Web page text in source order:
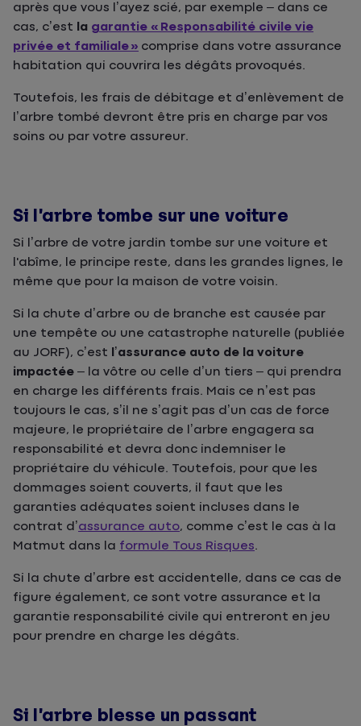
après que vous l’ayez scié, par exemple – dans ce
cas, c’est la garantie « Responsabilité civile vie
privée et familiale » comprise dans votre assurance
habitation qui couvrira les dégâts provoqués.
Toutefois, les frais de débitage et d’enlèvement de
l’arbre tombé devront être pris en charge par vos
soins ou par votre assureur.
Si l’arbre tombe sur une voiture
Si l’arbre de votre jardin tombe sur une voiture et
l'abîme, le principe reste, dans les grandes lignes, le
même que pour la maison de votre voisin.
Si la chute d’arbre ou de branche est causée par
une tempête ou une catastrophe naturelle (publiée
au JORF), c’est l’assurance auto de la voiture
impactée – la vôtre ou celle d’un tiers – qui prendra
en charge les différents frais. Mais ce n’est pas
toujours le cas, s’il ne s’agit pas d’un cas de force
majeure, le propriétaire de l’arbre engagera sa
responsabilité et devra donc indemniser le
propriétaire du véhicule. Toutefois, pour que les
dommages soient couverts, il faut que les
garanties adéquates soient incluses dans le
contrat d’assurance auto, comme c’est le cas à la
Matmut dans la formule Tous Risques.
Si la chute d’arbre est accidentelle, dans ce cas de
figure également, ce sont votre assurance et la
garantie responsabilité civile qui entreront en jeu
pour prendre en charge les dégâts.
Si l’arbre blesse un passant